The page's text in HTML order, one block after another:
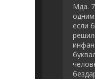
Мда.
если